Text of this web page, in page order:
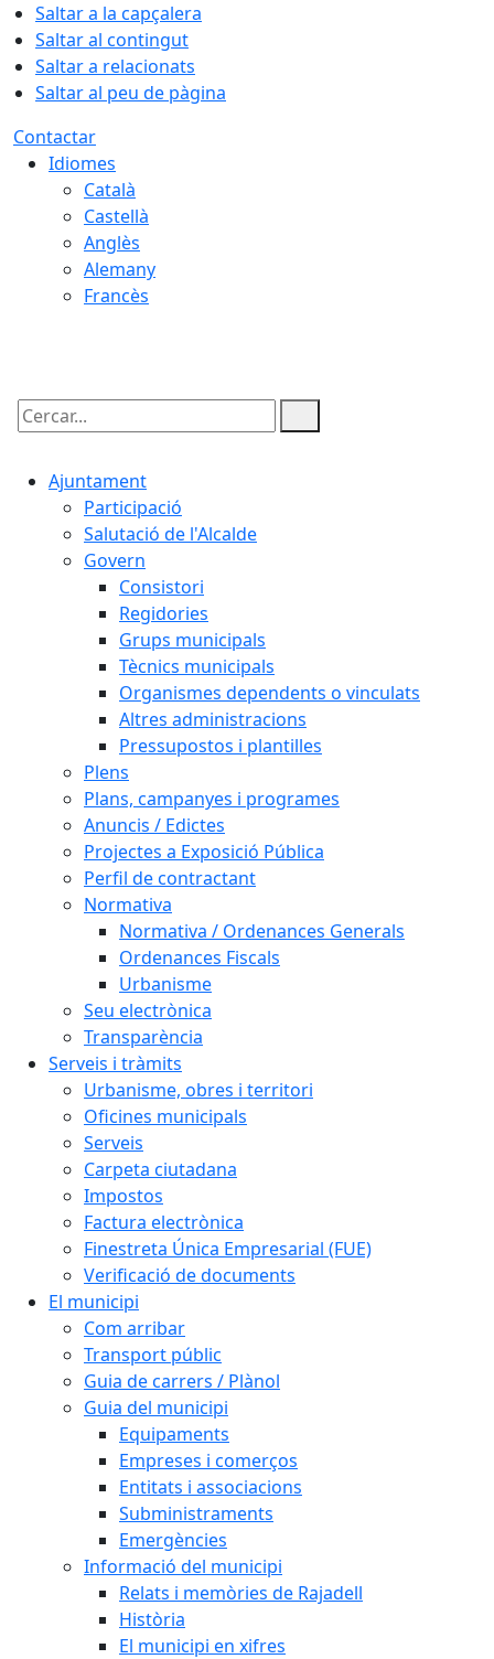
Saltar a la capçalera
Saltar al contingut
Saltar a relacionats
Saltar al peu de pàgina
Contactar
Idiomes
Català
Castellà
Anglès
Alemany
Francès
Cercar:
Ajuntament
Participació
Salutació de l'Alcalde
Govern
Consistori
Regidories
Grups municipals
Tècnics municipals
Organismes dependents o vinculats
Altres administracions
Pressupostos i plantilles
Plens
Plans, campanyes i programes
Anuncis / Edictes
Projectes a Exposició Pública
Perfil de contractant
Normativa
Normativa / Ordenances Generals
Ordenances Fiscals
Urbanisme
Seu electrònica
Transparència
Serveis i tràmits
Urbanisme, obres i territori
Oficines municipals
Serveis
Carpeta ciutadana
Impostos
Factura electrònica
Finestreta Única Empresarial (FUE)
Verificació de documents
El municipi
Com arribar
Transport públic
Guia de carrers / Plànol
Guia del municipi
Equipaments
Empreses i comerços
Entitats i associacions
Subministraments
Emergències
Informació del municipi
Relats i memòries de Rajadell
Història
El municipi en xifres